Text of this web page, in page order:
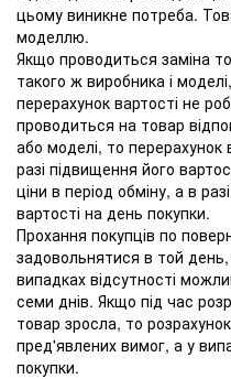
цьому виникне потреба.
моделлю.
Якщо проводиться заміна
такого ж виробника і
перерахунок вартості не
проводиться на товар
або моделі, то перерахунок
разі підвищення його
ціни в період обміну, а в
вартості на день покупки.
Прохання покупців по
задовольнятися в той
випадках відсутності
семи днів. Якщо під час
товар зросла, то
пред'явлених вимог, а у
покупки.